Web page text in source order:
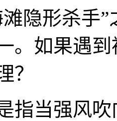
形杀手”
。如果遇
？
当强风吹